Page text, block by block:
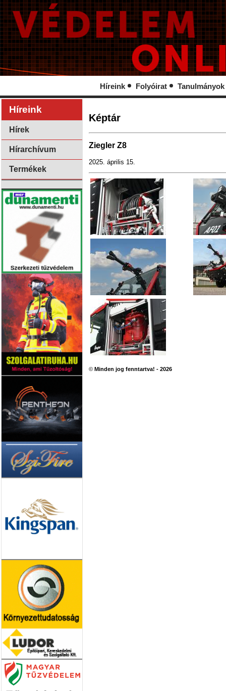
Híreink Folyóirat Tanulmányok
Híreink
Hírek
Hírarchívum
Termékek
Képtár
Ziegler Z8
2025. április 15.
© Minden jog fenntartva! - 2026